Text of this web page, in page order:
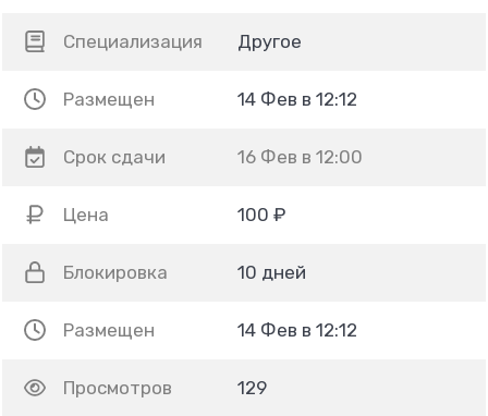
Специализация Другое
Размещен 14 Фев в 12:12
Срок сдачи 16 Фев в 12:00
Цена 100 ₽
Блокировка 10 дней
Размещен 14 Фев в 12:12
Просмотров 129